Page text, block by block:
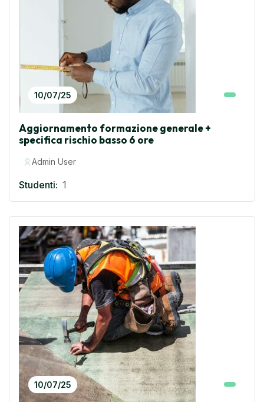
10/07/25
Aggiornamento formazione generale +
specifica rischio basso 6 ore
Admin User
Studenti: 1
10/07/25